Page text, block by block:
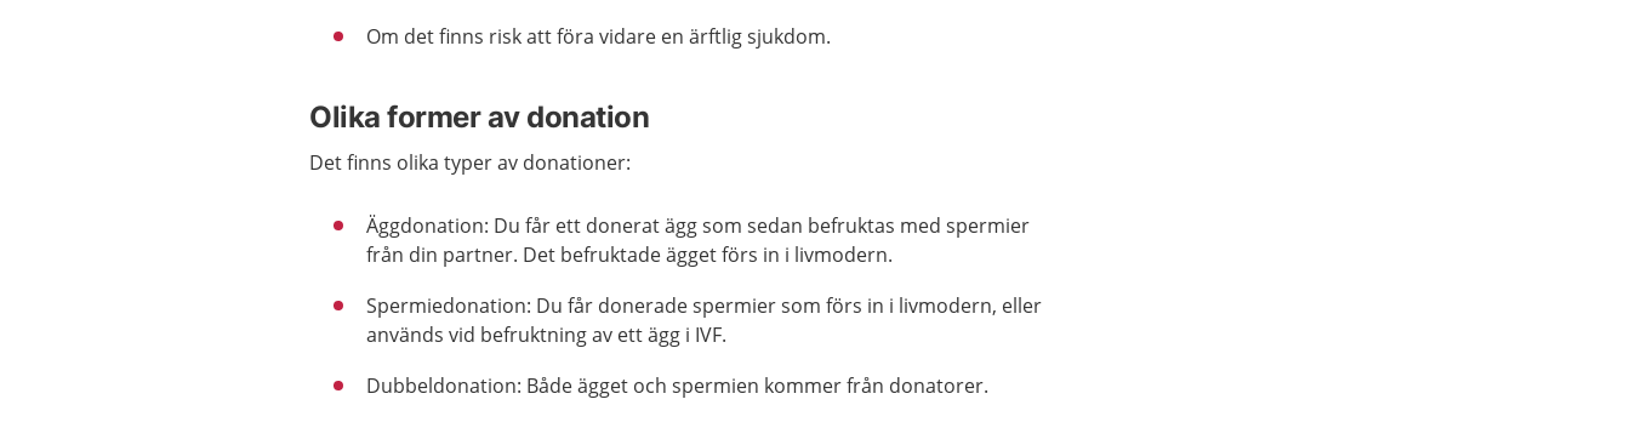
Om det finns risk att föra vidare en ärftlig sjukdom.
Olika former av donation
Det finns olika typer av donationer:
Äggdonation: Du får ett donerat ägg som sedan befruktas med spermier
från din partner. Det befruktade ägget förs in i livmodern.
Spermiedonation: Du får donerade spermier som förs in i livmodern, eller
används vid befruktning av ett ägg i IVF.
Dubbeldonation: Både ägget och spermien kommer från donatorer.